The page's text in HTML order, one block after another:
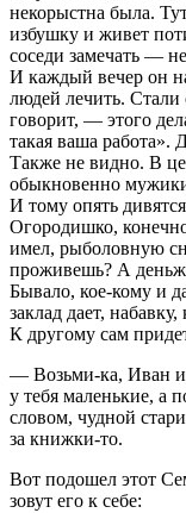
некорыстна была.
избушку и живет
соседи замечать —
И каждый вечер он
людей лечить.
говорит, — этого
такая ваша
Также не видно. В
обыкновенно
И тому опять
Огородишко,
имел, рыболовную
проживешь? А
Бывало, кое-кому и
заклад дает,
К другому сам
— Возьми-ка, Иван
у тебя маленькие, а
словом, чудной
за книжки-то.
Вот подошел этот
зовут его к себе: